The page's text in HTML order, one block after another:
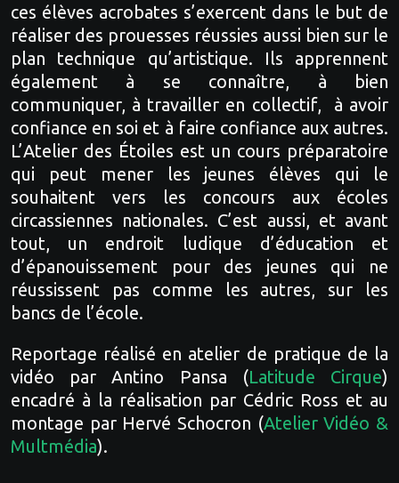
ces élèves acrobates s’exercent dans le but de
réaliser des prouesses réussies aussi bien sur le
plan technique qu’artistique. Ils apprennent
également à se connaître, à bien
communiquer, à travailler en collectif, à avoir
confiance en soi et à faire confiance aux autres.
L’Atelier des Étoiles est un cours préparatoire
qui peut mener les jeunes élèves qui le
souhaitent vers les concours aux écoles
circassiennes nationales. C’est aussi, et avant
tout, un endroit ludique d’éducation et
d’épanouissement pour des jeunes qui ne
réussissent pas comme les autres, sur les
bancs de l’école.
Reportage réalisé en atelier de pratique de la
vidéo par Antino Pansa (Latitude Cirque)
encadré à la réalisation par Cédric Ross et au
montage par Hervé Schocron (Atelier Vidéo &
Multmédia).